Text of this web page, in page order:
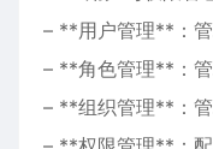
– **用户管理**：管
– **角色管理**：管
– **组织管理**：管